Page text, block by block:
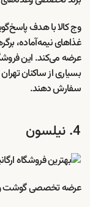
وج کالا با هدف
غذاهای نیمه‌آماده،
عرضه می‌کند. این
بسیاری از ساکنان
سفارش دهند.
4. نیلسون
عرضه تخصصی گوشت و